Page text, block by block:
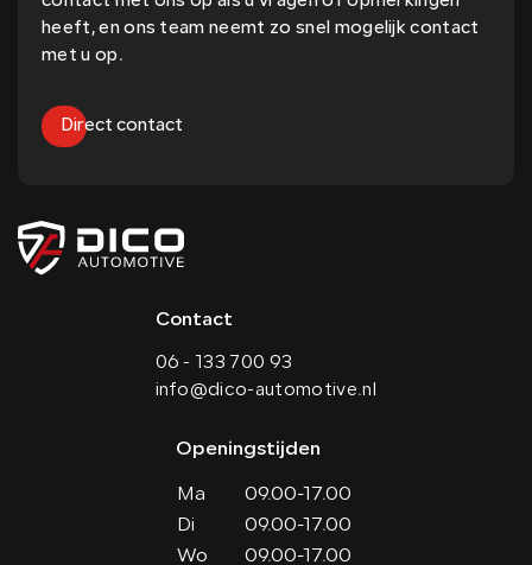
heeft, en ons team neemt zo snel mogelijk contact
met u op.
Direct contact
Contact
06 - 133 700 93
info@dico-automotive.nl
Openingstijden
Ma
09.00-17.00
Di
09.00-17.00
Wo
09.00-17.00